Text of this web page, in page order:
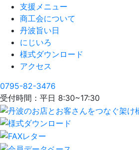
支援メニュー
商工会について
丹波旨い日
にじいろ
様式ダウンロード
アクセス
0795-82-3476
受付時間：平日 8:30~17:30